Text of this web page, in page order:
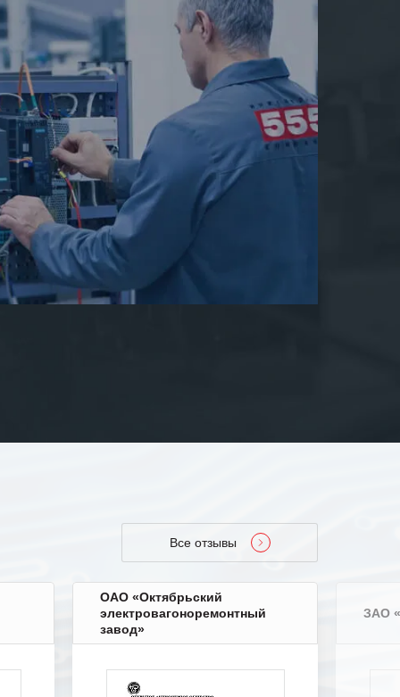
Все отзывы
ОАО «Октябрьский
электровагоноремонтный
завод»
ЗАО